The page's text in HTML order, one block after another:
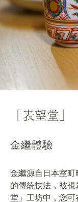
「表望堂」
金繼體驗
金繼源自日本室
的傳統技法，被
堂」工坊中，您